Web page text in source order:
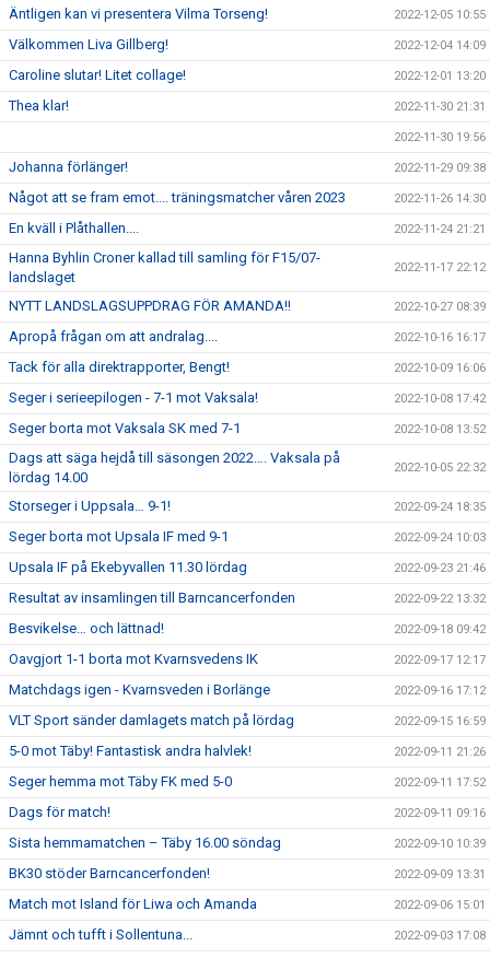
Äntligen kan vi presentera Vilma Torseng! 2022-12-05 10:55
Välkommen Liva Gillberg! 2022-12-04 14:09
Caroline slutar! Litet collage! 2022-12-01 13:20
Thea klar! 2022-11-30 21:31
2022-11-30 19:56
Johanna förlänger! 2022-11-29 09:38
Något att se fram emot.... träningsmatcher våren 2023 2022-11-26 14:30
En kväll i Plåthallen.... 2022-11-24 21:21
Hanna Byhlin Croner kallad till samling för F15/07-
landslaget
2022-11-17 22:12
NYTT LANDSLAGSUPPDRAG FÖR AMANDA!! 2022-10-27 08:39
Apropå frågan om att andralag.... 2022-10-16 16:17
Tack för alla direktrapporter, Bengt! 2022-10-09 16:06
Seger i serieepilogen - 7-1 mot Vaksala! 2022-10-08 17:42
Seger borta mot Vaksala SK med 7-1 2022-10-08 13:52
Dags att säga hejdå till säsongen 2022…. Vaksala på
lördag 14.00
2022-10-05 22:32
Storseger i Uppsala… 9-1! 2022-09-24 18:35
Seger borta mot Upsala IF med 9-1 2022-09-24 10:03
Upsala IF på Ekebyvallen 11.30 lördag 2022-09-23 21:46
Resultat av insamlingen till Barncancerfonden 2022-09-22 13:32
Besvikelse… och lättnad! 2022-09-18 09:42
Oavgjort 1-1 borta mot Kvarnsvedens IK 2022-09-17 12:17
Matchdags igen - Kvarnsveden i Borlänge 2022-09-16 17:12
VLT Sport sänder damlagets match på lördag 2022-09-15 16:59
5-0 mot Täby! Fantastisk andra halvlek! 2022-09-11 21:26
Seger hemma mot Täby FK med 5-0 2022-09-11 17:52
Dags för match! 2022-09-11 09:16
Sista hemmamatchen – Täby 16.00 söndag 2022-09-10 10:39
BK30 stöder Barncancerfonden! 2022-09-09 13:31
Match mot Island för Liwa och Amanda 2022-09-06 15:01
Jämnt och tufft i Sollentuna... 2022-09-03 17:08